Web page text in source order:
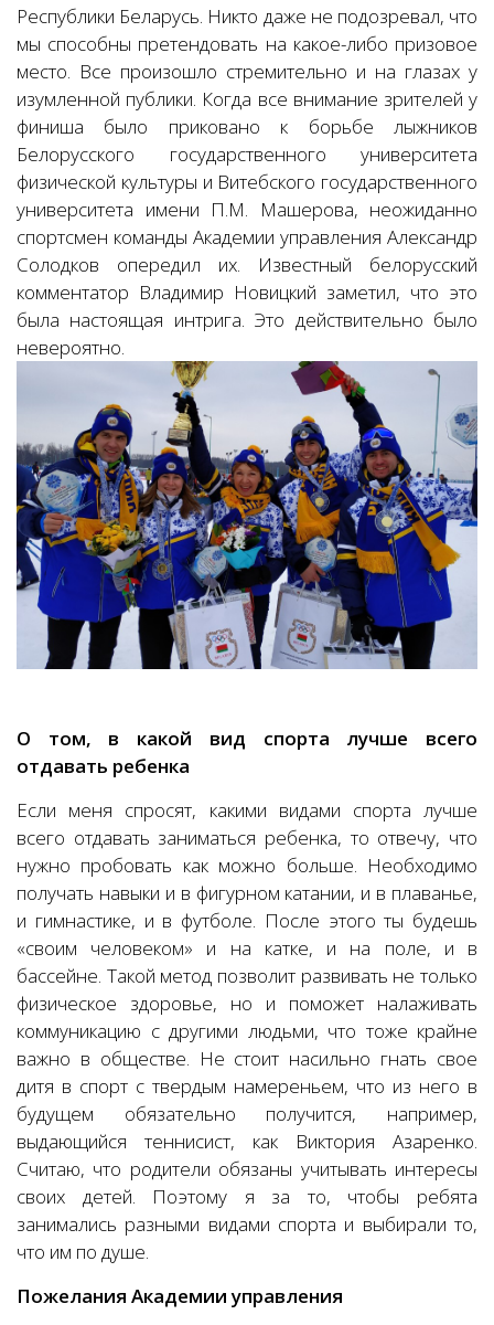
Республики Беларусь. Никто даже не подозревал, что
мы способны претендовать на какое-либо призовое
место. Все произошло стремительно и на глазах у
изумленной публики. Когда все внимание зрителей у
финиша было приковано к борьбе лыжников
Белорусского государственного университета
физической культуры и Витебского государственного
университета имени П.М. Машерова, неожиданно
спортсмен команды Академии управления Александр
Солодков опередил их. Известный белорусский
комментатор Владимир Новицкий заметил, что это
была настоящая интрига. Это действительно было
невероятно.
О том, в какой вид спорта лучше всего
отдавать ребенка
Если меня спросят, какими видами спорта лучше
всего отдавать заниматься ребенка, то отвечу, что
нужно пробовать как можно больше. Необходимо
получать навыки и в фигурном катании, и в плаванье,
и гимнастике, и в футболе. После этого ты будешь
«своим человеком» и на катке, и на поле, и в
бассейне. Такой метод позволит развивать не только
физическое здоровье, но и поможет налаживать
коммуникацию с другими людьми, что тоже крайне
важно в обществе. Не стоит насильно гнать свое
дитя в спорт с твердым намереньем, что из него в
будущем обязательно получится, например,
выдающийся теннисист, как Виктория Азаренко.
Считаю, что родители обязаны учитывать интересы
своих детей. Поэтому я за то, чтобы ребята
занимались разными видами спорта и выбирали то,
что им по душе.
Пожелания Академии управления